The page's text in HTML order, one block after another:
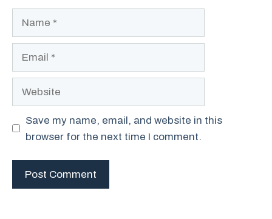
Save my name, email, and website in this
browser for the next time I comment.